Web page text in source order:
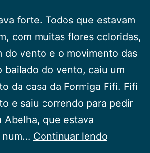
forte. Todos que estavam
com muitas flores coloridas,
do vento e o movimento das
bailado do vento, caiu um
da casa da Formiga Fifi. Fifi
e saiu correndo para pedir
Abelha, que estava
num… Continuar lendo